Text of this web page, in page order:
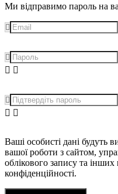
Ми відправимо пароль на
Ваші особисті дані будуть
вашої роботи з сайтом,
облікового запису та
конфіденційності.